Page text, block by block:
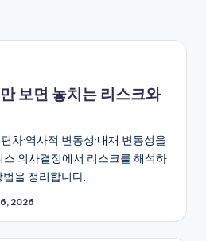
보면 놓치는 리스크와
차·역사적 변동성·내재 변동성을
의사결정에서 리스크를 해석하
을 정리합니다.
2026